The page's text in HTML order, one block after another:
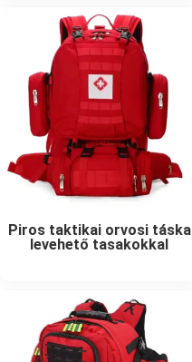
Piros taktikai orvosi táska
levehető tasakokkal